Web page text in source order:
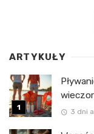
ARTYKUŁY
3 dni